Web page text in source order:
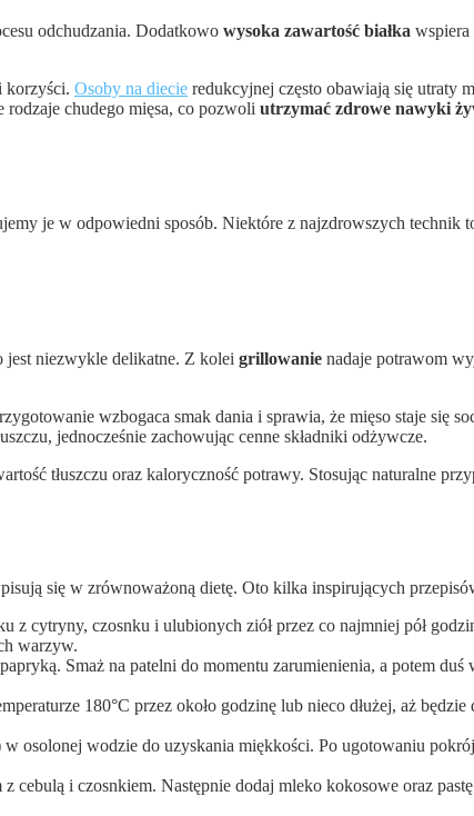
odchudzania. Dodatkowo wysoka zawartość białka wspiera
korzyści. Osoby na diecie redukcyjnej często obawiają się utraty
chudego mięsa, co pozwoli utrzymać zdrowe nawyki
je w odpowiedni sposób. Niektóre z najzdrowszych technik
jest niezwykle delikatne. Z kolei grillowanie nadaje potrawom
wzbogaca smak dania i sprawia, że mięso staje się
jednocześnie zachowując cenne składniki odżywcze.
tłuszczu oraz kaloryczność potrawy. Stosując naturalne
się w zrównoważoną dietę. Oto kilka inspirujących
z cytryny, czosnku i ulubionych ziół przez co najmniej pół
warzyw.
Smaż na patelni do momentu zarumienienia, a potem
180°C przez około godzinę lub nieco dłużej, aż
osolonej wodzie do uzyskania miękkości. Po ugotowaniu
cebulą i czosnkiem. Następnie dodaj mleko kokosowe oraz